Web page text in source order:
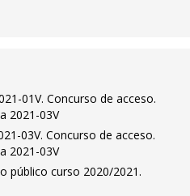
01V. Concurso de acceso.
2021-03V
03V. Concurso de acceso.
2021-03V
público curso 2020/2021.